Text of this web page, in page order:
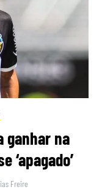
ganhar na
‘apagado’
Freire